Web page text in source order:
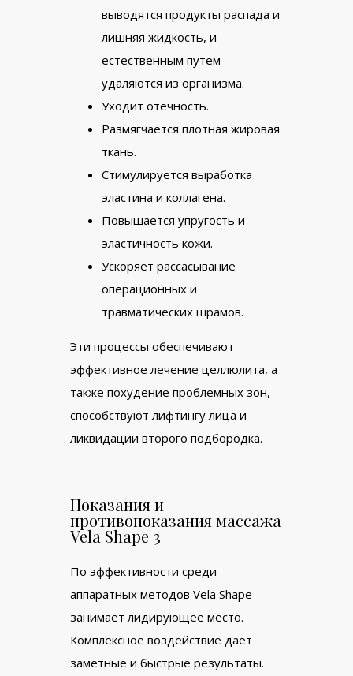
выводятся продукты распада и
лишняя жидкость, и
естественным путем
удаляются из организма.
Уходит отечность.
Размягчается плотная жировая
ткань.
Стимулируется выработка
эластина и коллагена.
Повышается упругость и
эластичность кожи.
Ускоряет рассасывание
операционных и
травматических шрамов.
Эти процессы обеспечивают
эффективное лечение целлюлита, а
также похудение проблемных зон,
способствуют лифтингу лица и
ликвидации второго подбородка.
Показания и
противопоказания массажа
Vela Shape 3
По эффективности среди
аппаратных методов Vela Shape
занимает лидирующее место.
Комплексное воздействие дает
заметные и быстрые результаты.